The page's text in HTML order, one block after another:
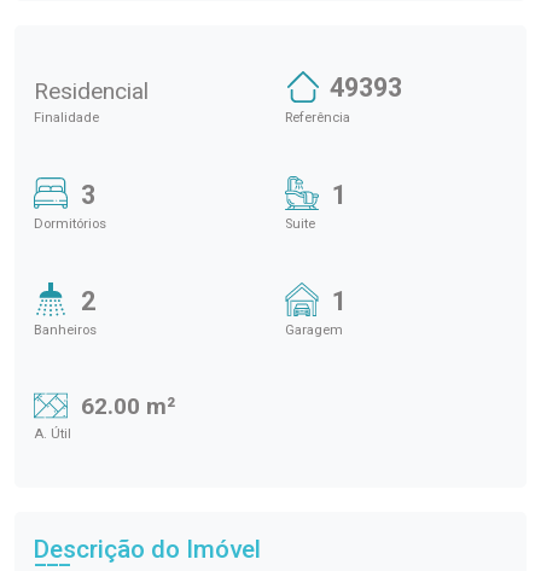
Residencial
Finalidade
49393
Referência
3
Dormitórios
1
Suite
2
Banheiros
1
Garagem
62.00 m²
A. Útil
Descrição do Imóvel